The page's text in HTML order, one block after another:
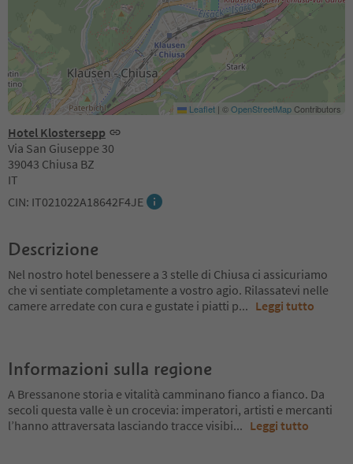
Hotel Klostersepp
Via San Giuseppe 30
39043 Chiusa BZ
IT
CIN: IT021022A18642F4JE
Leaflet | ©OpenStreetMapContributors
Descrizione
Nel nostro hotel benessere a 3 stelle di Chiusa ci assicuriamo
che vi sentiate completamente a vostro agio. Rilassatevi nelle
camere arredate con cura e gustate i piatti p... Leggi tutto
Informazioni sulla regione
A Bressanone storia e vitalità camminano fianco a fianco. Da
secoli questa valle è un crocevia: imperatori, artisti e mercanti
l’hanno attraversata lasciando tracce visibi... Leggi tutto